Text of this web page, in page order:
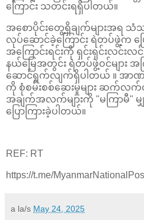
ကြောင်း သတင်းရရှိပါတယ်။
အစောပိုင်းတွေ့ရှိချက်များအ
လုပ်ဆောင်ခဲ့ကြောင်း ရဲတပ်ဖွဲ့က ပြ
အကြောင်းရင်းကို ရှင်းရှင်းလင်းလ
နယ်မြေအတွင်း ရဲတပ်ဖွဲ့ဝင်များ အက
ဆောင်ရွက်လျက်ရှိပါတယ် ။ အာဏာ
ကို စုံစမ်းစစ်ဆေးမှုများ ဆက်လ
အချက်အလက်များကို "မကြာမီ" မျှ
ပြောကြားခဲ့ပါတယ်။
REF: RT
https://t.me/
a la/s May 24, 2025